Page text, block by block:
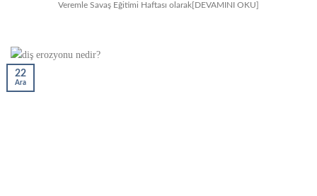
Veremle Savaş Eğitimi Haftası olarak[DEVAMINI OKU]
22
Ara